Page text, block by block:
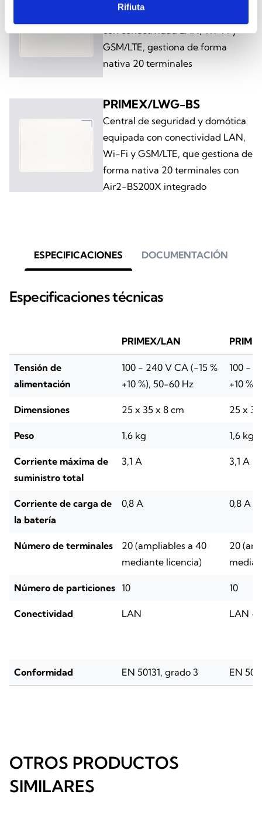
Rifiuta
Central anti-intrusión y domótica
con conectividad LAN, Wi-Fi y
GSM/LTE, gestiona de forma
nativa 20 terminales
PRIMEX/LWG-BS
Central de seguridad y domótica
equipada con conectividad LAN,
Wi-Fi y GSM/LTE, que gestiona de
forma nativa 20 terminales con
Air2-BS200X integrado
ESPECIFICACIONES DOCUMENTACIÓN
Especificaciones técnicas
PRIMEX/LAN
Tensión de
alimentación
100 - 240 V CA (-15 %
+10 %), 50-60 Hz
100 -
+10
Dimensiones 25 x 35 x 8 cm 25 x
Peso 1,6 kg 1,6 kg
Corriente máxima de
suministro total
3,1 A 3,1 A
Corriente de carga de
la batería
0,8 A 0,8 A
Número de terminales
20 (ampliables a 40
mediante licencia)
20
Número de particiones 10 10
Conectividad LAN LAN +
Conformidad EN 50131, grado 3 EN
OTROS PRODUCTOS
SIMILARES